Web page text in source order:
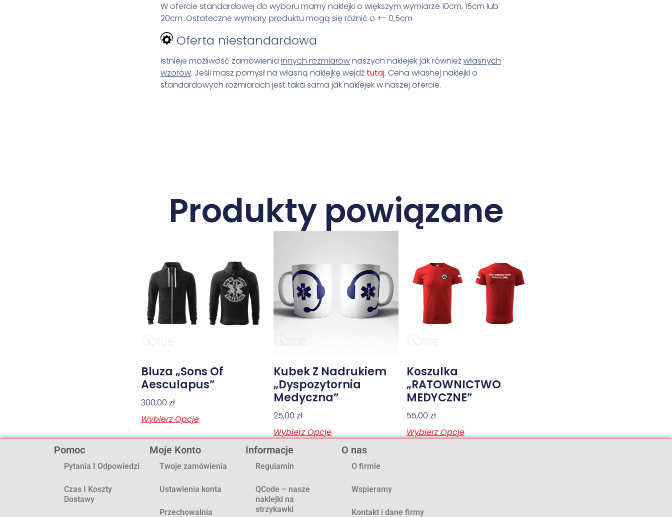
W ofercie standardowej do wyboru mamy naklejki o większym wymiarze 10cm, 15cm lub
20cm. Ostateczne wymiary produktu mogą się różnić o +- 0,5cm.
Oferta niestandardowa
Istnieje możliwość zamówienia innych rozmiarównaszych naklejek jak równieżwłasnych
wzorów. Jeśli masz pomysł na własną naklejkę wejdź tutaj. Cena własnej naklejki o
standardowych rozmiarach jest taka sama jak naklejek w naszej ofercie.
Produkty powiązane
Bluza „Sons Of
Aesculapus”
300,00 zł
Wybierz Opcje
Kubek Z Nadrukiem
„Dyspozytornia
Medyczna”
25,00 zł
Wybierz Opcje
Koszulka
„RATOWNICTWO
MEDYCZNE”
55,00 zł
Wybierz Opcje
Pomoc
Pytania I Odpowiedzi
Czas I Koszty
Dostawy
Moje Konto
Twoje zamówienia
Ustawienia konta
Przechowalnia
Informacje
Regulamin
QCode – nasze
naklejki na
strzykawki
O nas
O firmie
Wspieramy
Kontakt i dane firmy